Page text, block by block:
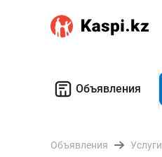
Объявления
Объявления Услуги